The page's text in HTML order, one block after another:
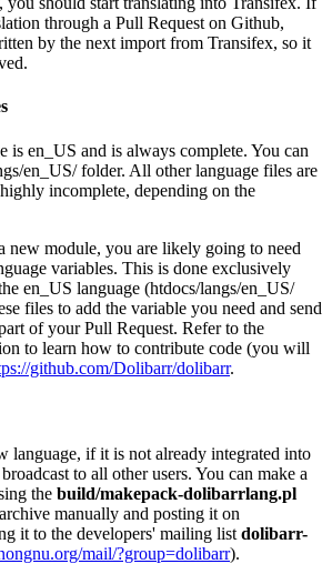
through a Pull Request on Github,
by the next import from Transifex, so it
is en_US and is always complete. You can
en_US/ folder. All other language files are
incomplete, depending on the
new module, you are likely going to need
variables. This is done exclusively
en_US language (htdocs/langs/en_US/
files to add the variable you need and send
of your Pull Request. Refer to the
to learn how to contribute code (you will
github.com/Dolibarr/dolibarr.
language, if it is not already integrated into
to all other users. You can make a
the build/makepack-dolibarrlang.pl
manually and posting it on
it to the developers' mailing list dolibarr-
mail/?group=dolibarr).